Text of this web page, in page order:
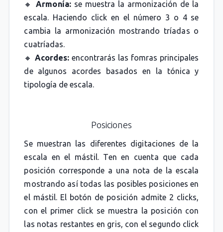
🔸Armonía:se muestra la armonización de la
escala. Haciendo click en el número 3 o 4 se
cambia la armonización mostrando tríadas o
cuatríadas.
🔸 Acordes: encontrarás las fomras principales
de algunos acordes basados en la tónica y
tipología de escala.
Posiciones
Se muestran las diferentes digitaciones de la
escala en el mástil. Ten en cuenta que cada
posición corresponde a una nota de la escala
mostrando así todas las posibles posiciones en
el mástil. El botón de posición admite 2 clicks,
con el primer click se muestra la posición con
las notas restantes en gris, con el segundo click